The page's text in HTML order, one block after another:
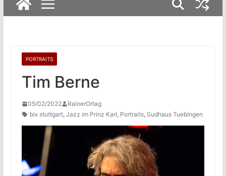
PORTRAITS
Tim Berne
05/02/2022
RainerOrtag
bix stuttgart, Jazz im Prinz Karl, Portraits, Sudhaus Tuebingen